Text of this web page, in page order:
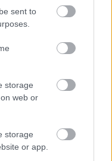
sent to
storage
web or
storage
or app.
A gyertyák csonkig